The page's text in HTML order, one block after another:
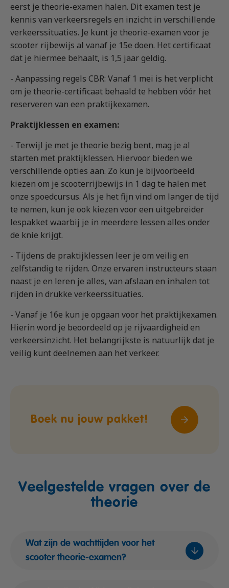
eerst je theorie-examen halen. Dit examen test je
kennis van verkeersregels en inzicht in verschillende
verkeerssituaties. Je kunt je theorie-examen voor je
scooter rijbewijs al vanaf je 15e doen. Het certificaat
dat je hiermee behaalt, is 1,5 jaar geldig.
- Aanpassing regels CBR: Vanaf 1 mei is het verplicht
om je theorie-certificaat behaald te hebben vóór het
reserveren van een praktijkexamen.
Praktijklessen en examen:
- Terwijl je met je theorie bezig bent, mag je al
starten met praktijklessen. Hiervoor bieden we
verschillende opties aan. Zo kun je bijvoorbeeld
kiezen om je scooterrijbewijs in 1 dag te halen met
onze spoedcursus. Als je het fijn vind om langer de tijd
te nemen, kun je ook kiezen voor een uitgebreider
lespakket waarbij je in meerdere lessen alles onder
de knie krijgt.
- Tijdens de praktijklessen leer je om veilig en
zelfstandig te rijden. Onze ervaren instructeurs staan
naast je en leren je alles, van afslaan en inhalen tot
rijden in drukke verkeerssituaties.
- Vanaf je 16e kun je opgaan voor het praktijkexamen.
Hierin word je beoordeeld op je rijvaardigheid en
verkeersinzicht. Het belangrijkste is natuurlijk dat je
veilig kunt deelnemen aan het verkeer.
Boek nu jouw pakket!
Veelgestelde vragen over de
theorie
Wat zijn de wachttijden voor het
scooter theorie-examen?